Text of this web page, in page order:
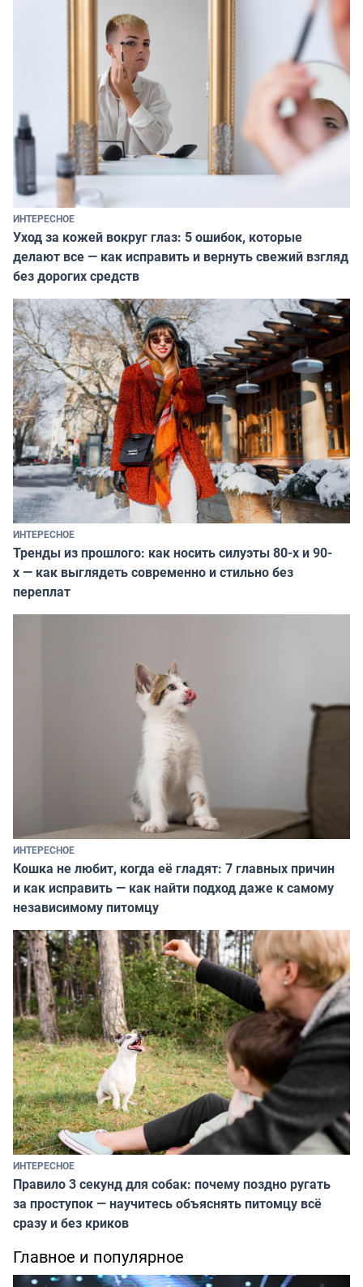
ИНТЕРЕСНОЕ
Уход за кожей вокруг глаз: 5 ошибок, которые
делают все — как исправить и вернуть свежий взгляд
без дорогих средств
ИНТЕРЕСНОЕ
Тренды из прошлого: как носить силуэты 80-х и 90-
х — как выглядеть современно и стильно без
переплат
ИНТЕРЕСНОЕ
Кошка не любит, когда её гладят: 7 главных причин
и как исправить — как найти подход даже к самому
независимому питомцу
ИНТЕРЕСНОЕ
Правило 3 секунд для собак: почему поздно ругать
за проступок — научитесь объяснять питомцу всё
сразу и без криков
Главное и популярное